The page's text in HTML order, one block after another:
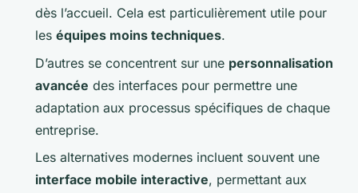
dès l’accueil. Cela est particulièrement utile pour
les équipes moins techniques.
D’autres se concentrent sur une personnalisation
avancée des interfaces pour permettre une
adaptation aux processus spécifiques de chaque
entreprise.
Les alternatives modernes incluent souvent une
interface mobile interactive, permettant aux